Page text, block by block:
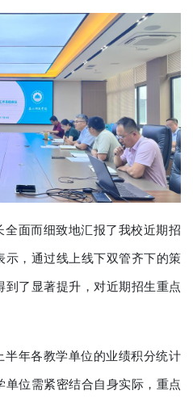
面而细致地汇报了我校近期招
，通过线上线下双管齐下的策
了显著提升，对近期招生重点
年各教学单位的业绩积分统计
位需紧密结合自身实际，重点